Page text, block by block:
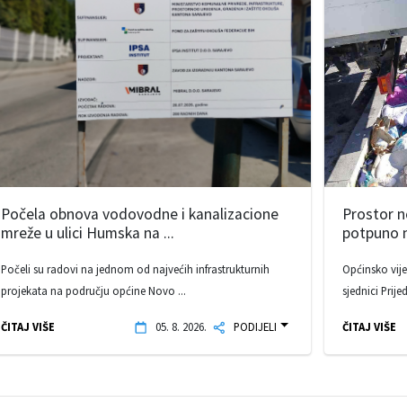
Počela obnova vodovodne i kanalizacione
mreže u ulici Humska na ...
Počeli su radovi na jednom od najvećih infrastrukturnih
projekata na području općine Novo ...
ČITAJ VIŠE 05. 8. 2026. PODIJELI
Prostor
potpuno
Općinsko
sjednici
ČITAJ VIŠE